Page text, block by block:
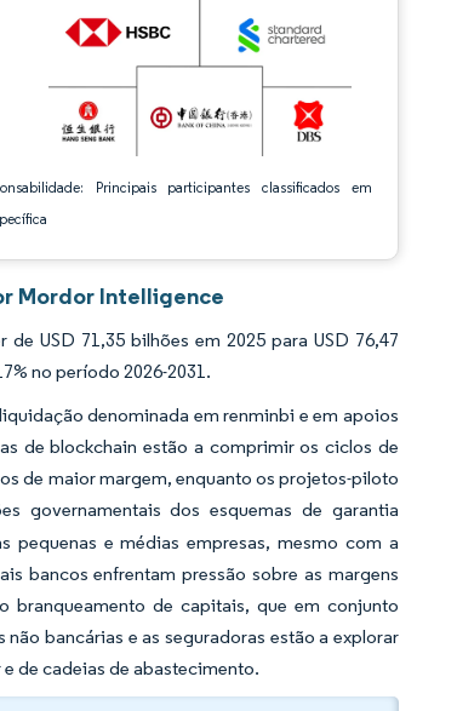
Principais participantes classificados em
Mordor Intelligence
USD 71,35 bilhões em 2025 para USD 76,47
no período 2026-2031.
denominada em renminbi e em apoios
de blockchain estão a comprimir os ciclos de
de maior margem, enquanto os projetos-piloto
governamentais dos esquemas de garantia
e médias empresas, mesmo com a
bancos enfrentam pressão sobre as margens
branqueamento de capitais, que em conjunto
bancárias e as seguradoras estão a explorar
de cadeias de abastecimento.